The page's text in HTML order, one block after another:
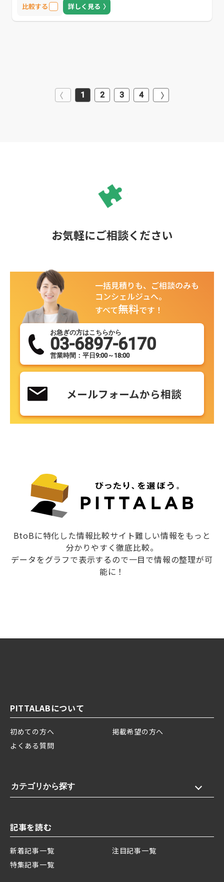
比較する 詳しく見る
1 2 3 4
お気軽にご相談ください
一括見積りも、ご相談のみも
コンシェルジュへ。
すべて無料です！
お急ぎの方はこちらから
03-6897-6170
営業時間：平日9:00～18:00
メールフォームから相談
BtoBに特化した情報比較サイト難しい情報をもっと
分かりやすく徹底比較。
データをグラフで表示するので一目で情報の整理が可
能に！
PITTALABについて
初めての方へ
掲載希望の方へ
よくある質問
カテゴリから探す
記事を読む
新着記事一覧
注目記事一覧
特集記事一覧